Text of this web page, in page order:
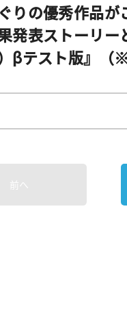
りの優秀作品
発表ストーリ
βテスト版』（
前へ